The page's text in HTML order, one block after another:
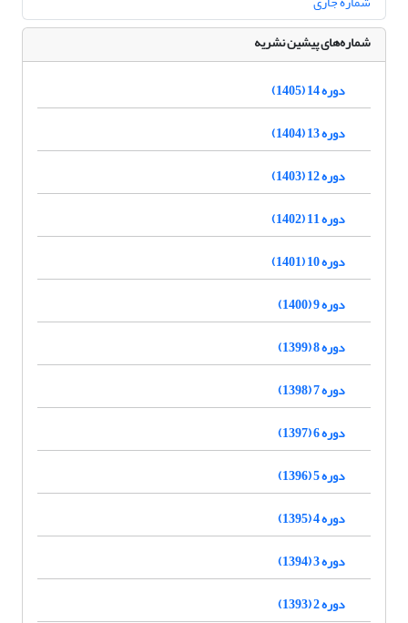
شماره‌های پیشین نشریه
دوره 14 (1405)
دوره 13 (1404)
دوره 12 (1403)
دوره 11 (1402)
دوره 10 (1401)
دوره 9 (1400)
دوره 8 (1399)
دوره 7 (1398)
دوره 6 (1397)
دوره 5 (1396)
دوره 4 (1395)
دوره 3 (1394)
دوره 2 (1393)